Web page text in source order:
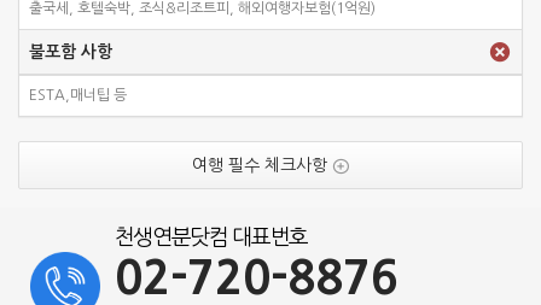
출국세, 호텔숙박, 조식&리조트피, 해외여행자보험(1억원)
불포함 사항
ESTA,매너팁 등
여행 필수 체크사항
천생연분닷컴 대표번호
02-720-8876